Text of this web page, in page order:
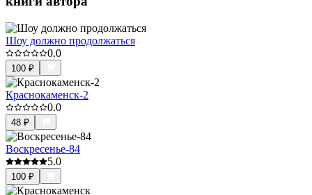
Шоу должно продолжаться
0.0
100 ₽
Краснокаменск-2
0.0
48 ₽
Воскресенье-84
5.0
100 ₽